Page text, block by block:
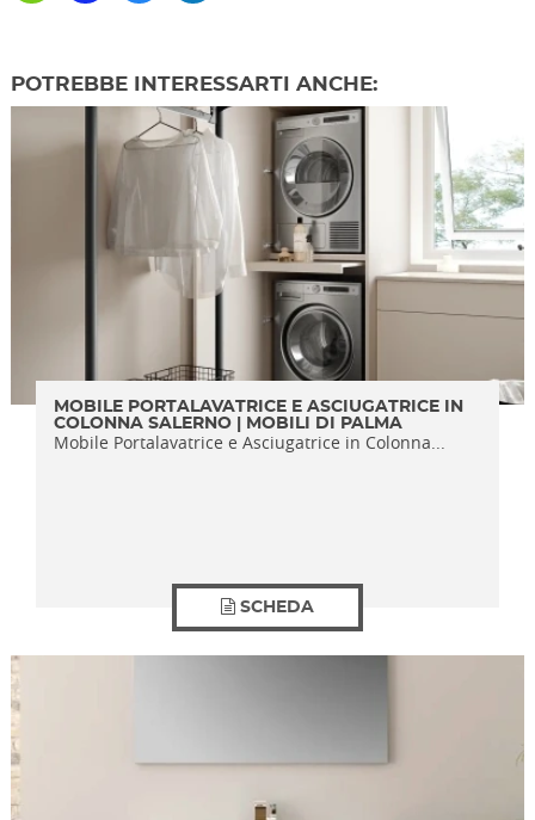
POTREBBE INTERESSARTI ANCHE:
MOBILE PORTALAVATRICE E ASCIUGATRICE IN
COLONNA SALERNO | MOBILI DI PALMA
Mobile Portalavatrice e Asciugatrice in Colonna...
SCHEDA